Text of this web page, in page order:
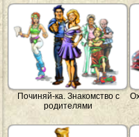
Починяй-ка. Знакомство с
родителями